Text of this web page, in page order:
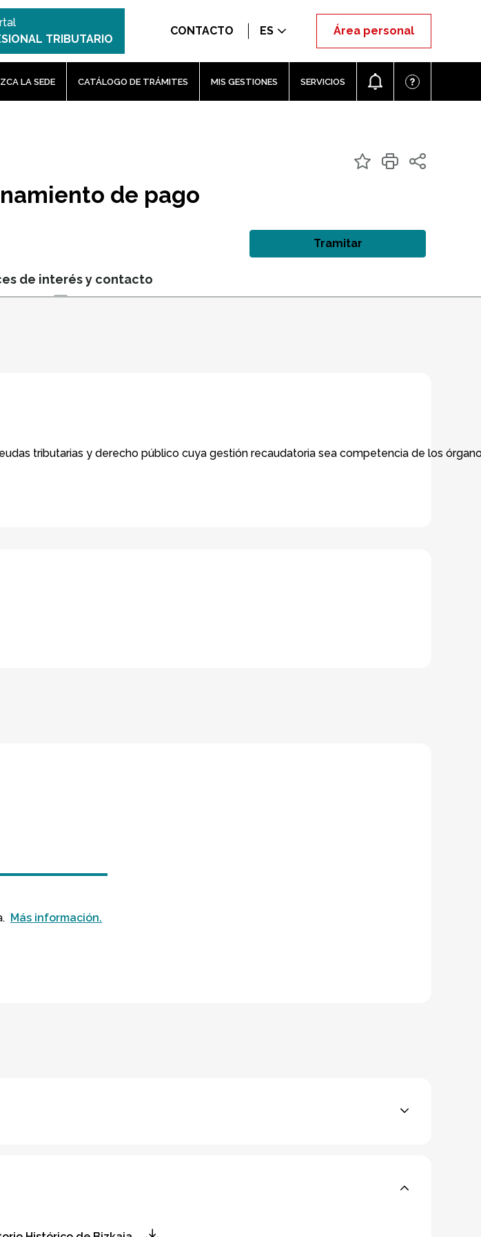
TRIBUTARIO
CONTACTO ES Área personal
LA SEDE CATÁLOGO DE TRÁMITES MIS GESTIONES SERVICIOS
de pago
Tramitar
de interés y contacto
Más información.